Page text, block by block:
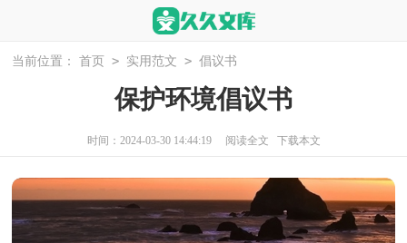
当前位置： 首页 > 实用范文 > 倡议书
保护环境倡议书
时间：2024-03-30 14:44:19 阅读全文 下载本文